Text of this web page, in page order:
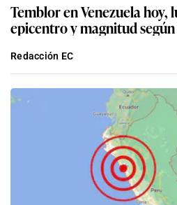
Temblor en Venezuela hoy,
epicentro y magnitud
Redacción EC